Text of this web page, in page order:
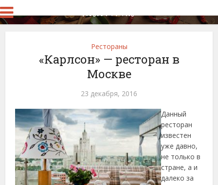
Рестораны
«Карлсон» — ресторан в
Москве
23 декабря, 2016
Данный
ресторан
известен
уже давно,
не только в
стране, а и
далеко за